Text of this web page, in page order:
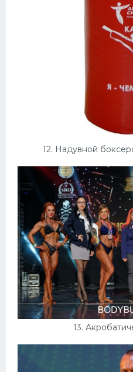
12. Надувной
13.